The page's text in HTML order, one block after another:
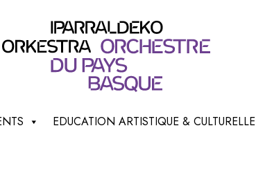
EDUCATION ARTISTIQUE & CULTURELLE